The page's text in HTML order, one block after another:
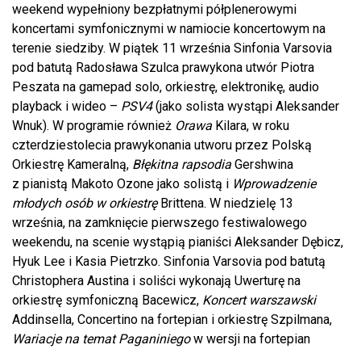
weekend wypełniony bezpłatnymi półplenerowymi
koncertami symfonicznymi w namiocie koncertowym na
terenie siedziby. W piątek 11 września Sinfonia Varsovia
pod batutą Radosława Szulca prawykona utwór Piotra
Peszata na gamepad solo, orkiestrę, elektronikę, audio
playback i wideo – PSV4(jako solista wystąpi Aleksander
Wnuk). W programie również Orawa Kilara, w roku
czterdziestolecia prawykonania utworu przez Polską
Orkiestrę Kameralną, Błękitna rapsodia Gershwina
z pianistą Makoto Ozone jako solistą i Wprowadzenie
młodych osób w orkiestręBrittena. W niedzielę 13
września, na zamknięcie pierwszego festiwalowego
weekendu, na scenie wystąpią pianiści Aleksander Dębicz,
Hyuk Lee i Kasia Pietrzko. Sinfonia Varsovia pod batutą
Christophera Austina i soliści wykonają Uwerturę na
orkiestrę symfoniczną Bacewicz, Koncert warszawski
Addinsella, Concertino na fortepian i orkiestrę Szpilmana,
Wariacje na temat Paganiniegow wersji na fortepian